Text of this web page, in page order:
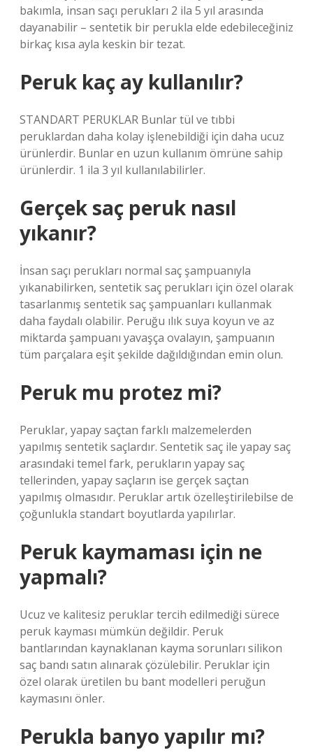
bakımla, insan saçı perukları 2 ila 5 yıl arasında
dayanabilir – sentetik bir perukla elde edebileceğiniz
birkaç kısa ayla keskin bir tezat.
Peruk kaç ay kullanılır?
STANDART PERUKLAR Bunlar tül ve tıbbi
peruklardan daha kolay işlenebildiği için daha ucuz
ürünlerdir. Bunlar en uzun kullanım ömrüne sahip
ürünlerdir. 1 ila 3 yıl kullanılabilirler.
Gerçek saç peruk nasıl
yıkanır?
İnsan saçı perukları normal saç şampuanıyla
yıkanabilirken, sentetik saç perukları için özel olarak
tasarlanmış sentetik saç şampuanları kullanmak
daha faydalı olabilir. Peruğu ılık suya koyun ve az
miktarda şampuanı yavaşça ovalayın, şampuanın
tüm parçalara eşit şekilde dağıldığından emin olun.
Peruk mu protez mi?
Peruklar, yapay saçtan farklı malzemelerden
yapılmış sentetik saçlardır. Sentetik saç ile yapay saç
arasındaki temel fark, perukların yapay saç
tellerinden, yapay saçların ise gerçek saçtan
yapılmış olmasıdır. Peruklar artık özelleştirilebilse de
çoğunlukla standart boyutlarda yapılırlar.
Peruk kaymaması için ne
yapmalı?
Ucuz ve kalitesiz peruklar tercih edilmediği sürece
peruk kayması mümkün değildir. Peruk
bantlarından kaynaklanan kayma sorunları silikon
saç bandı satın alınarak çözülebilir. Peruklar için
özel olarak üretilen bu bant modelleri peruğun
kaymasını önler.
Perukla banyo yapılır mı?